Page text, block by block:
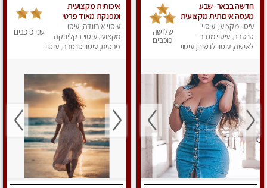
חדשה בבאר -שבע
מעסה איכותית מקצועית
ומפנקת
עיסוי מקצועי, עיסוי
טנטרה, עיסוי מגבר
לאישה, עיסוי לנשים, עיסוי
שלושה
כוכבים
איכותית מקצועית
ומפנקת מאוד פרטי
עיסוי אירוודה, עיסוי
מקצועי, עיסוי בקליניקה
פרטית, עיסוי טנטרה, עיסוי
שני כוכבים